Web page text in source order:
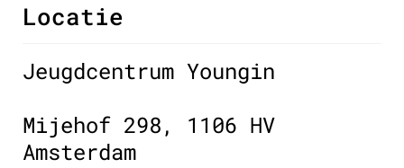
Locatie
Jeugdcentrum Youngin
Mijehof 298, 1106 HV
Amsterdam